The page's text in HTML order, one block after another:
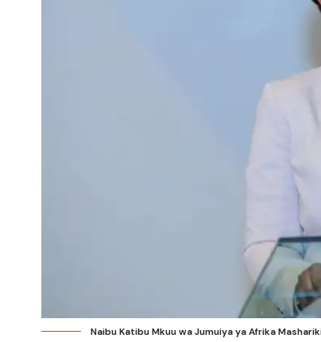
Naibu Katibu Mkuu wa Jumuiya ya Afrika